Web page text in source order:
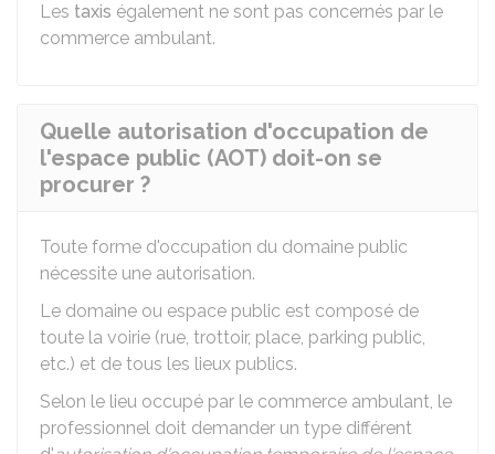
Les taxis également ne sont pas concernés par le
commerce ambulant.
Quelle autorisation d'occupation de
l'espace public (AOT) doit-on se
procurer ?
Toute forme d'occupation du domaine public
nécessite une autorisation.
Le domaine ou espace public est composé de
toute la voirie (rue, trottoir, place, parking public,
etc.) et de tous les lieux publics.
Selon le lieu occupé par le commerce ambulant, le
professionnel doit demander un type différent